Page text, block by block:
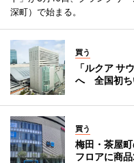
深町）で始まる。
買う
「ルクア サ
へ 全国初ち
買う
梅田・茶屋
フロアに商